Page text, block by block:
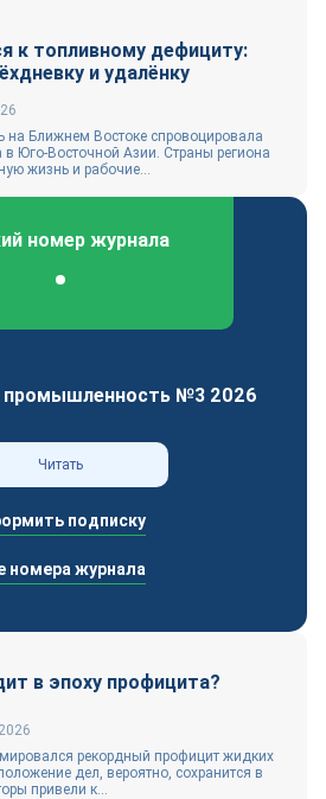
к топливному дефициту:
и удалёнку
на Ближнем Востоке спровоцировала
в Юго‑Восточной Азии. Страны региона
жизнь и рабочие...
номер журнала
промышленность №3 2026
Читать
подписку
номера журнала
в эпоху профицита?
рекордный профицит жидких
дел, вероятно, сохранится в
привели к...